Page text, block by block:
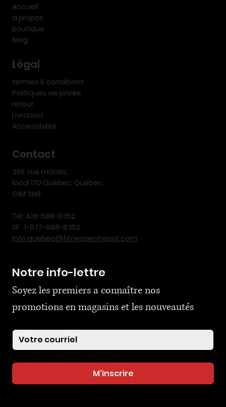
Accueil
a propos
boutique
blog
Légal
termes & conditions
Politiques vie privée
retour
Livraison
Accessibilité
Contact
355, rue marais,
local 170 Québec, Québec,
G1M 3N8
Tel: 418-688-8352
SF : 1-877-688-8352
info.quebec@fitnessentrepot.com
Notre info-lettre
Soyez les premiers a connaître nos
promotions en magasins et les nouveautés
M'inscrire